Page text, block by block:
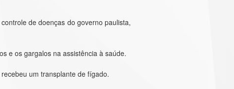
de doenças do governo paulista,
e os gargalos na assistência à saúde.
um transplante de fígado.